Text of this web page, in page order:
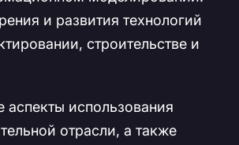
и развития технологий
строительстве и
использования
отрасли, а также